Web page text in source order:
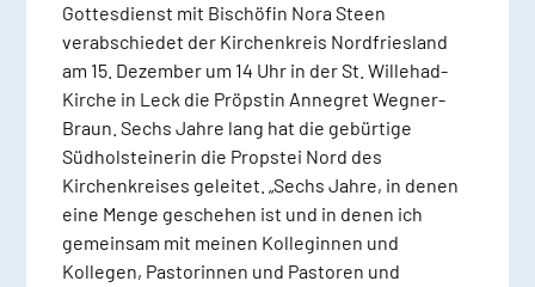
Gottesdienst mit Bischöfin Nora Steen
verabschiedet der Kirchenkreis Nordfriesland
am 15. Dezember um 14 Uhr in der St. Willehad-
Kirche in Leck die Pröpstin Annegret Wegner-
Braun. Sechs Jahre lang hat die gebürtige
Südholsteinerin die Propstei Nord des
Kirchenkreises geleitet. „Sechs Jahre, in denen
eine Menge geschehen ist und in denen ich
gemeinsam mit meinen Kolleginnen und
Kollegen, Pastorinnen und Pastoren und